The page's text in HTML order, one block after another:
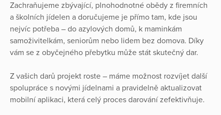
Zachraňujeme zbývající, plnohodnotné obědy z firemních
a školních jídelen a doručujeme je přímo tam, kde jsou
nejvíc potřeba – do azylových domů, k maminkám
samoživitelkám, seniorům nebo lidem bez domova. Díky
vám se z obyčejného přebytku může stát skutečný dar.
Z vašich darů projekt roste – máme možnost rozvíjet další
spolupráce s novými jídelnami a pravidelně aktualizovat
mobilní aplikaci, která celý proces darování zefektivňuje.